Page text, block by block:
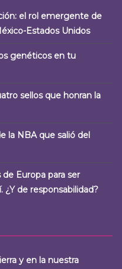
el rol emergente de
Estados Unidos
genéticos en tu
sellos que honran la
la NBA que salió del
Europa para ser
¿Y de responsabilidad?
y en la nuestra